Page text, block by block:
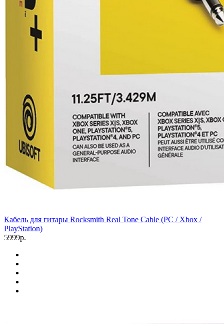
Кабель для гитары Rocksmith Real Tone Cable (PC / Xbox /
PlayStation)
5999р.